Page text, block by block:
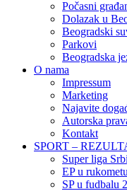
Počasni
Dolazak u
Beogradski
Parkovi
Beogradska
O nama
Impressum
Marketing
Najavite
Autorska
Kontakt
SPORT –
Super liga
EP u
SP u fudbalu